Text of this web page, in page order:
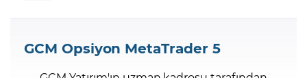
GCM Opsiyon MetaTrader 5